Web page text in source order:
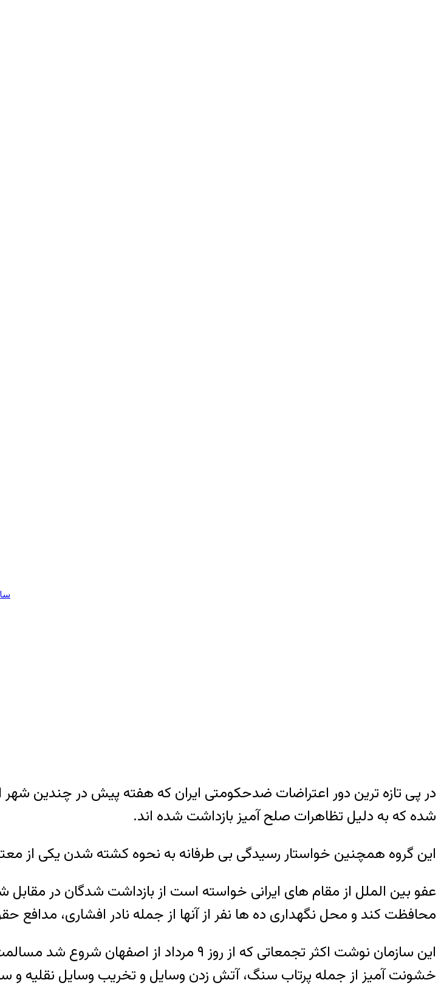
در پی تازه ترین دور اعتراضات ضدحکومتی ایران که هفته پیش در چندین شهر
شده که به دلیل تظاهرات صلح آمیز بازداشت شده اند.
این گروه همچنین خواستار رسیدگی بی طرفانه به نحوه کشته شدن یکی از
عفو بین الملل از مقام های ایرانی خواسته است از بازداشت شدگان در مقابل
محافظت کند و محل نگهداری ده ها نفر از آنها از جمله نادر افشاری، مدافع
این سازمان نوشت اکثر تجمعاتی که از روز ۹
خشونت آمیز از جمله پرتاب سنگ، آتش زدن وسایل و تخریب وسایل نقلیه و